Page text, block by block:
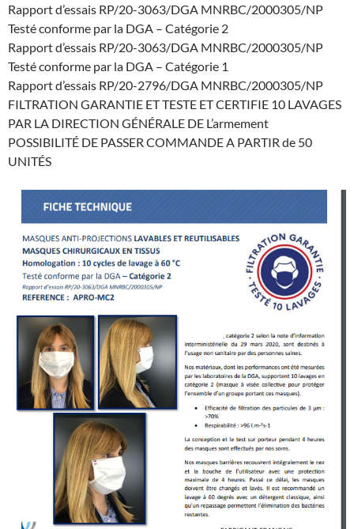
Rapport d’essais RP/20-3063/DGA MNRBC/2000305/NP
Testé conforme par la DGA – Catégorie 2
Rapport d’essais RP/20-3063/DGA MNRBC/2000305/NP
Testé conforme par la DGA – Catégorie 1
Rapport d’essais RP/20-2796/DGA MNRBC/2000305/NP
FILTRATION GARANTIE ET TESTE ET CERTIFIE 10 LAVAGES
PAR LA DIRECTION GÉNÉRALE DE L’armement
POSSIBILITÉ DE PASSER COMMANDE A PARTIR de 50
UNITÉS